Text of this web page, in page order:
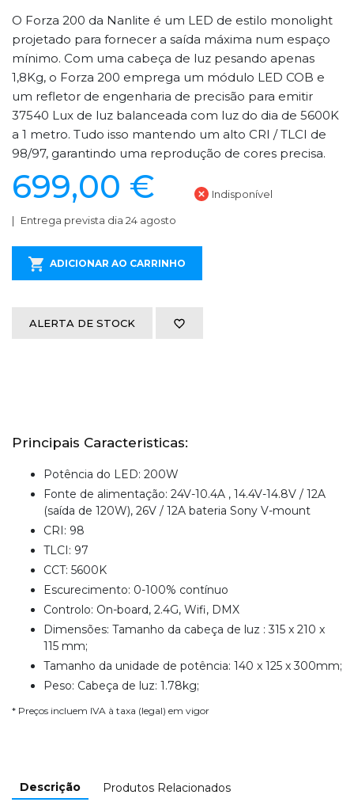
O Forza 200 da Nanlite é um LED de estilo monolight
projetado para fornecer a saída máxima num espaço
mínimo. Com uma cabeça de luz pesando apenas
1,8Kg, o Forza 200 emprega um módulo LED COB e
um refletor de engenharia de precisão para emitir
37540 Lux de luz balanceada com luz do dia de 5600K
a 1 metro. Tudo isso mantendo um alto CRI / TLCI de
98/97, garantindo uma reprodução de cores precisa.
699,00 € Indisponível
Entrega prevista dia 24 agosto
ADICIONAR AO CARRINHO
ALERTA DE STOCK
Principais Caracteristicas:
Potência do LED: 200W
Fonte de alimentação: 24V-10.4A , 14.4V-14.8V / 12A
(saída de 120W), 26V / 12A bateria Sony V-mount
CRI: 98
TLCI: 97
CCT: 5600K
Escurecimento: 0-100% contínuo
Controlo: On-board, 2.4G, Wifi, DMX
Dimensões: Tamanho da cabeça de luz : 315 x 210 x
115 mm;
Tamanho da unidade de potência: 140 x 125 x 300mm;
Peso: Cabeça de luz: 1.78kg;
* Preços incluem IVA à taxa (legal) em vigor
Descrição Produtos Relacionados